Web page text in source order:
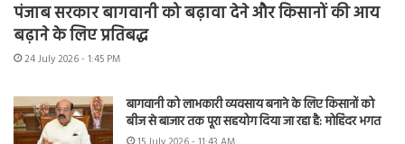
पंजाब सरकार बागवानी को बढ़ावा देने और किसानों की आय
बढ़ाने के लिए प्रतिबद्ध
24 July 2026 - 1:45 PM
बागवानी को लाभकारी व्यवसाय बनाने के लिए किसानों को
बीज से बाजार तक पूरा सहयोग दिया जा रहा है: मोहिंदर भगत